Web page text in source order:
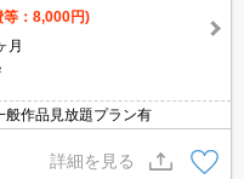
等：8,000円)
月
般作品見放題プラン有
詳細を見る